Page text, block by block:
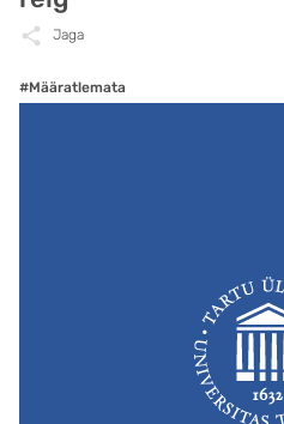
Jaga
#Määratlemata